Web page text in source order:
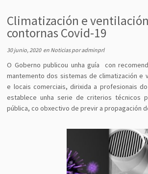
Climatización e
contornas Covid-19
30 junio, 2020en Noticiasporadminprl
O Goberno publicou unha guía con
mantemento dos sistemas de climatización e
e locais comerciais, dirixida a profesionais
establece unha serie de criterios técnicos
pública, co obxectivo de previr a propagación